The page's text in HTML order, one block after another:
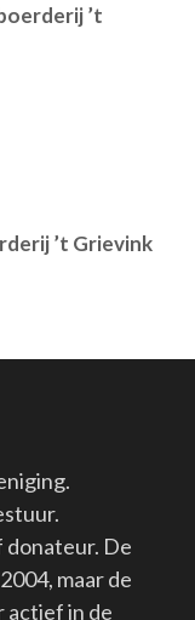
’t
’t Grievink
donateur. De
maar de
actief in de